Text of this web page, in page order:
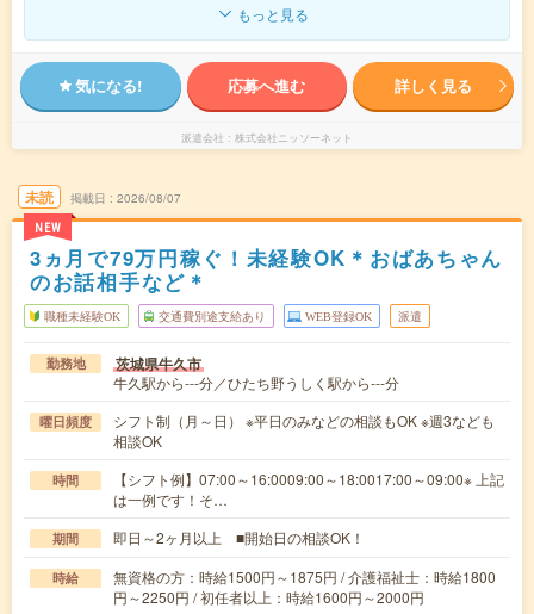
もっと見る
気になる! 応募へ進む 詳しく見る
派遣会社 株式会社ニッソーネット
未読
NEW
掲載日 2026/08/07
3ヵ月で79万円稼ぐ！未経験OK＊おばあちゃん
のお話相手など＊
職種未経験OK 交通費別途支給あり WEB登録OK 派遣
勤務地 茨城県牛久市
牛久駅から---分／ひたち野うしく駅から---分
曜日頻度
シフト制（月～日） ※平日のみなどの相談もOK ※週3なども
相談OK
時間
【シフト例】07:00～16:0009:00～18:0017:00～09:00※ 上記
は一例です！そ…
期間 即日～2ヶ月以上 ■開始日の相談OK！
時給
無資格の方：時給1500円～1875円 / 介護福祉士：時給1800
円～2250円 / 初任者以上：時給1600円～2000円